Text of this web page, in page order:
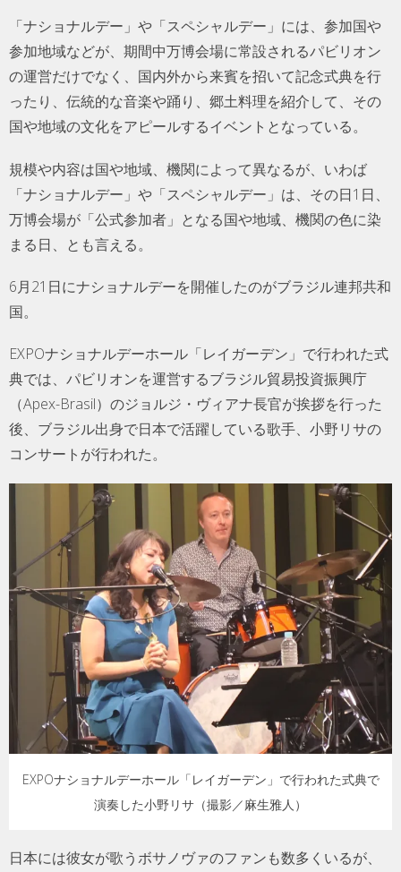
「ナショナルデー」や「スペシャルデー」には、参加国や
参加地域などが、期間中万博会場に常設されるパビリオン
の運営だけでなく、国内外から来賓を招いて記念式典を行
ったり、伝統的な音楽や踊り、郷土料理を紹介して、その
国や地域の文化をアピールするイベントとなっている。
規模や内容は国や地域、機関によって異なるが、いわば
「ナショナルデー」や「スペシャルデー」は、その日1日、
万博会場が「公式参加者」となる国や地域、機関の色に染
まる日、とも言える。
6月21日にナショナルデーを開催したのがブラジル連邦共和
国。
EXPOナショナルデーホール「レイガーデン」で行われた式
典では、パビリオンを運営するブラジル貿易投資振興庁
（Apex-Brasil）のジョルジ・ヴィアナ長官が挨拶を行った
後、ブラジル出身で日本で活躍している歌手、小野リサの
コンサートが行われた。
EXPOナショナルデーホール「レイガーデン」で行われた式典で
演奏した小野リサ（撮影／麻生雅人）
日本には彼女が歌うボサノヴァのファンも数多くいるが、